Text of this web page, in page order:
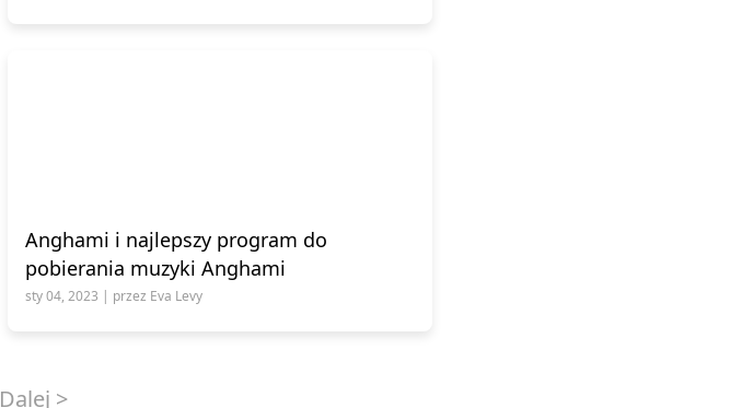
Anghami i najlepszy program do
pobierania muzyki Anghami
sty 04, 2023 | przez Eva Levy
Dalej >